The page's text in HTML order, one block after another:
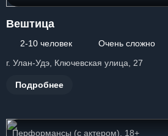
Вештица
2-10 человек
Очень сложно
г. Улан-Удэ, Ключевская улица, 27
Подробнее
Перформансы (с актером), 18+